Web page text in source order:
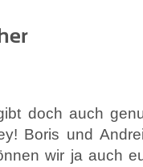
doch auch
Boris und
wir ja auch